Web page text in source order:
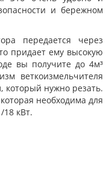
и бережном
передается через
придает ему высокую
вы получите до 4м³
веткоизмельчителя
который нужно резать.
необходима для
18 кВт.